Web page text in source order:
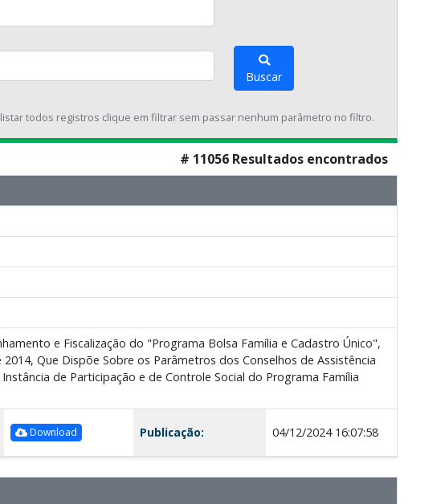
Buscar
listar todos registros clique em filtrar sem passar nenhum parâmetro no filtro.
# 11056 Resultados encontrados
e Fiscalização do "Programa Bolsa Família e Cadastro Único",
Que Dispõe Sobre os Parâmetros dos Conselhos de Assistência
de Participação e de Controle Social do Programa Família
Download Publicação: 04/12/2024 16:07:58